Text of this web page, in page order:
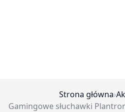
Strona główna›
Gamingowe słuchawki